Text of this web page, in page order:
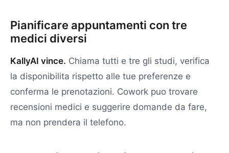
Pianificare appuntamenti con tre
medici diversi
KallyAI vince. Chiama tutti e tre gli studi, verifica
la disponibilita rispetto alle tue preferenze e
conferma le prenotazioni. Cowork puo trovare
recensioni medici e suggerire domande da fare,
ma non prendera il telefono.